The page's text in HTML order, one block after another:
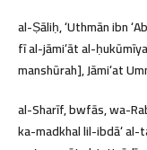
al-Ṣāliḥ, ʻUthmān ibn
fī al-jāmiʻāt al-
manshūrah], Jāmiʻat
al-Sharīf, bwfās, wa-
ka-madkhal lil-ibdāʻ